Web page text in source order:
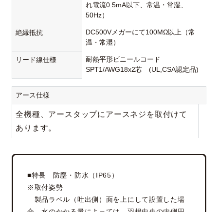
れ電流0.5mA以下、常温・常湿、
50Hz）
絶縁抵抗
DC500Vメガーにて100MΩ以上（常
温・常湿）
リード線仕様
耐熱平形ビニールコード
SPT1/AWG18x2芯 (UL,CSA認定品)
アース仕様
全機種、アースタップにアースネジを取付けて
あります。
■特長 防塵・防水（IP65）
※取付姿勢
製品ラベル（吐出側）面を上にして設置した場